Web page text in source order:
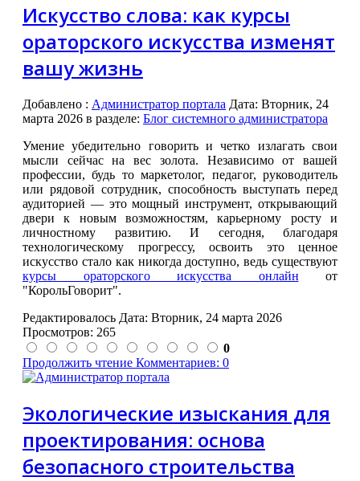
Искусство слова: как курсы
ораторского искусства изменят
вашу жизнь
Добавлено : Администратор портала Дата: Вторник, 24
марта 2026 в разделе: Блог системного администратора
Умение убедительно говорить и четко излагать свои
мысли сейчас на вес золота. Независимо от вашей
профессии, будь то маркетолог, педагог, руководитель
или рядовой сотрудник, способность выступать перед
аудиторией — это мощный инструмент, открывающий
двери к новым возможностям, карьерному росту и
личностному развитию. И сегодня, благодаря
технологическому прогрессу, освоить это ценное
искусство стало как никогда доступно, ведь существуют
курсы ораторского искусства онлайн от
"КорольГоворит".
Редактировалось Дата: Вторник, 24 марта 2026
Просмотров: 265
0
Продолжить чтение Комментариев: 0
Экологические изыскания для
проектирования: основа
безопасного строительства